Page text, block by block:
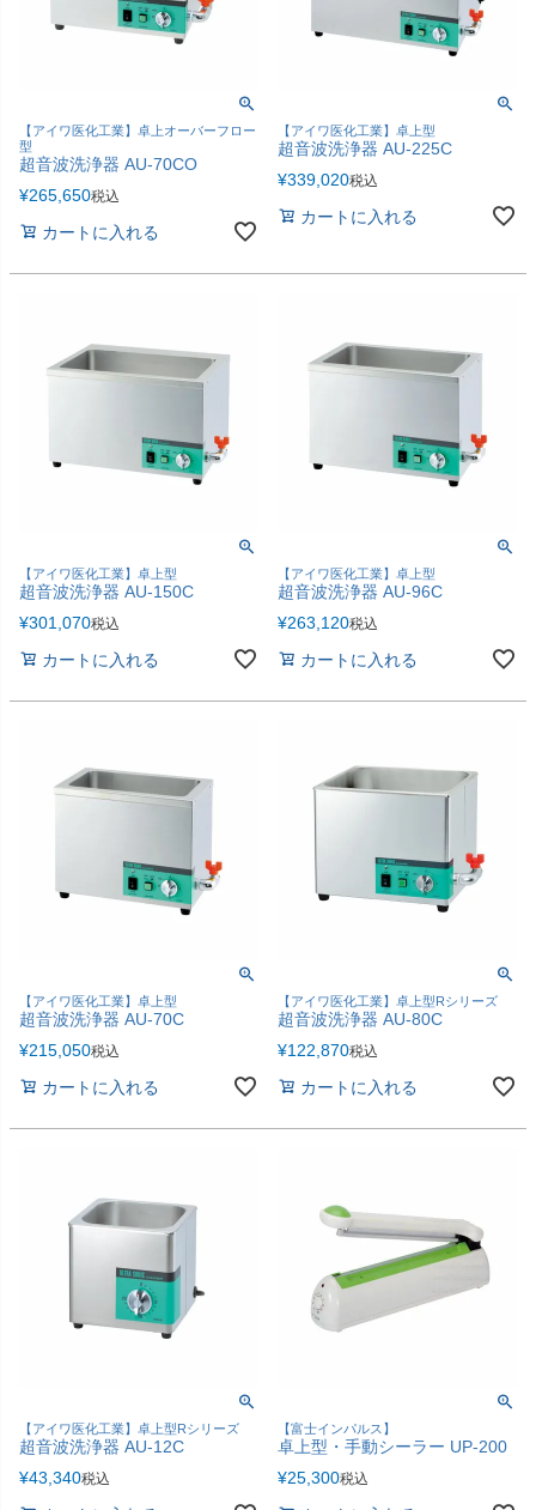
ワゴン／ダストボックス ユニフォーム／白衣
ホームケア・ヘルスケア
用品
マットレス／枕／クッシ
健康補助食品
パクリーナー
リハビリ・トレーニング
【アイワ医化工業】卓上オーバーフロー
型
超音波洗浄器 AU-70CO
¥265,650税込
カートに入れる
【アイワ医化工業】卓上型
超音波洗浄器 AU-225C
¥339,020税込
カートに入れる
【アイワ医化工業】卓上型
超音波洗浄器 AU-150C
¥301,070税込
カートに入れる
【アイワ医化工業】卓上型
超音波洗浄器 AU-96C
¥263,120税込
カートに入れる
【アイワ医化工業】卓上型
超音波洗浄器 AU-70C
¥215,050税込
カートに入れる
【アイワ医化工業】卓上型Rシリーズ
超音波洗浄器 AU-80C
¥122,870税込
カートに入れる
【アイワ医化工業】卓上型Rシリーズ
超音波洗浄器 AU-12C
¥43,340税込
【富士インパルス】
卓上型・手動シーラー UP-200
¥25,300税込